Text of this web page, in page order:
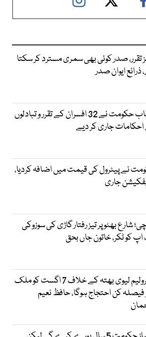
تقرر، صدر کوئی بھی سمری مسترد کر سکتا
ایوان صدر
پنجاب حکومت نے 32 افسران کے تقرر و تبادلوں
جاری کر دیے
نے پیٹرول کی قیمت میں اضافہ کردیا،
جاری
شارع بھٹو پر تیز رفتار گاڑی کی سوزوکی
کو ٹکر، خاتون جاں بحق
پیٹرولیم لیوی بھتہ کے خلاف 7 اگست کو ملک
فیصلہ کن احتجاج ہوگا، حافظ نعیم